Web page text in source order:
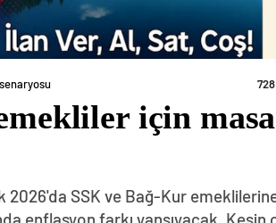
için
2026'da SSK ve Bağ-Kur